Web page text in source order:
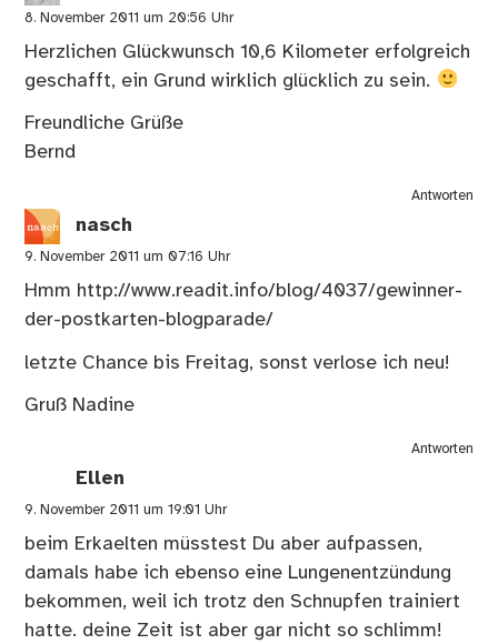
8. November 2011 um 20:56 Uhr
Herzlichen Glückwunsch 10,6 Kilometer erfolgreich
geschafft, ein Grund wirklich glücklich zu sein.
Freundliche Grüße
Bernd
Antworten
nasch
9. November 2011 um 07:16 Uhr
Hmm http://www.readit.info/blog/4037/gewinner-
der-postkarten-blogparade/
letzte Chance bis Freitag, sonst verlose ich neu!
Gruß Nadine
Antworten
Ellen
9. November 2011 um 19:01 Uhr
beim Erkaelten müsstest Du aber aufpassen,
damals habe ich ebenso eine Lungenentzündung
bekommen, weil ich trotz den Schnupfen trainiert
hatte. deine Zeit ist aber gar nicht so schlimm!